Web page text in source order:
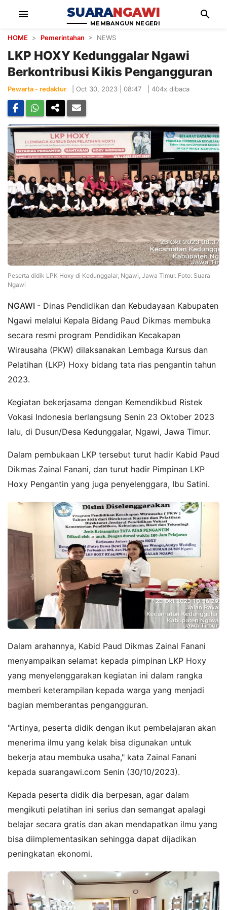
menu SUARANGAWI
MEMBANGUN NEGERI
search
HOME > Pemerintahan > NEWS
LKP HOXY Kedunggalar Ngawi
Berkontribusi Kikis Pengangguran
Pewarta - redaktur Oct 30, 2023 | 08:47 404x dibaca
Peserta didik LPK Hoxy di Kedunggalar, Ngawi, Jawa Timur. Foto: Suara
Ngawi
NGAWI - Dinas Pendidikan dan Kebudayaan Kabupaten
Ngawi melalui Kepala Bidang Paud Dikmas membuka
secara resmi program Pendidikan Kecakapan
Wirausaha (PKW) dilaksanakan Lembaga Kursus dan
Pelatihan (LKP) Hoxy bidang tata rias pengantin tahun
2023.
Kegiatan bekerjasama dengan Kemendikbud Ristek
Vokasi Indonesia berlangsung Senin 23 Oktober 2023
lalu, di Dusun/Desa Kedunggalar, Ngawi, Jawa Timur.
Dalam pembukaan LKP tersebut turut hadir Kabid Paud
Dikmas Zainal Fanani, dan turut hadir Pimpinan LKP
Hoxy Pengantin yang juga penyelenggara, Ibu Satini.
Dalam arahannya, Kabid Paud Dikmas Zainal Fanani
menyampaikan selamat kepada pimpinan LKP Hoxy
yang menyelenggarakan kegiatan ini dalam rangka
memberi keterampilan kepada warga yang menjadi
bagian memberantas pengangguran.
"Artinya, peserta didik dengan ikut pembelajaran akan
menerima ilmu yang kelak bisa digunakan untuk
bekerja atau membuka usaha," kata Zainal Fanani
kepada suarangawi.com Senin (30/10/2023).
Kepada peserta didik dia berpesan, agar dalam
mengikuti pelatihan ini serius dan semangat apalagi
belajar secara gratis dan akan mendapatkan ilmu yang
bisa diimplementasikan sehingga dapat dijadikan
peningkatan ekonomi.